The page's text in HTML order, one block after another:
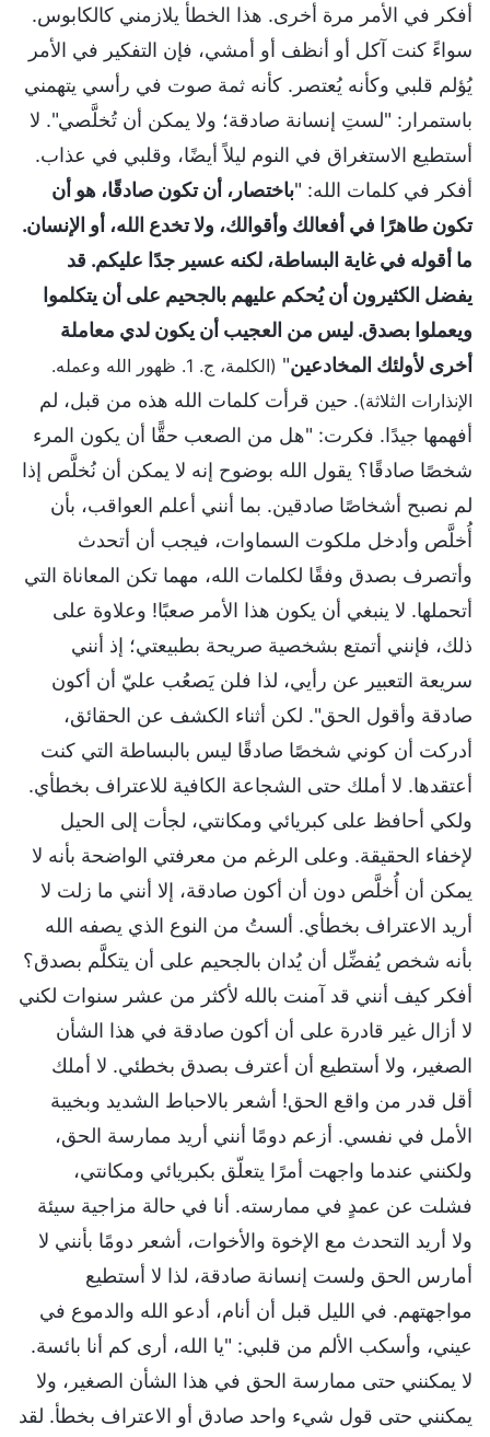
أفكر في الأمر مرة أخرى. هذا الخطأ يلازمني كالكابوس.
سواءً كنت آكل أو أنظف أو أمشي، فإن التفكير في الأمر
يُؤلم قلبي وكأنه يُعتصر. كأنه ثمة صوت في رأسي يتهمني
باستمرار: "لستِ إنسانة صادقة؛ ولا يمكن أن تُخلَّصي". لا
أستطيع الاستغراق في النوم ليلاً أيضًا، وقلبي في عذاب.
أفكر في كلمات الله: "باختصار، أن تكون صادقًا، هو أن
تكون طاهرًا في أفعالك وأقوالك، ولا تخدع الله، أو الإنسان.
ما أقوله في غاية البساطة، لكنه عسير جدًا عليكم. قد
يفضل الكثيرون أن يُحكم عليهم بالجحيم على أن يتكلموا
ويعملوا بصدق. ليس من العجيب أن يكون لدي معاملة
أخرى لأولئك المخادعين"
(الكلمة، ج. 1. ظهور الله وعمله.
الإنذارات الثلاثة). حين قرأت كلمات الله هذه من قبل، لم
أفهمها جيدًا. فكرت: "هل من الصعب حقًّا أن يكون المرء
شخصًا صادقًا؟ يقول الله بوضوح إنه لا يمكن أن نُخلَّص إذا
لم نصبح أشخاصًا صادقين. بما أنني أعلم العواقب، بأن
أُخلَّص وأدخل ملكوت السماوات، فيجب أن أتحدث
وأتصرف بصدق وفقًا لكلمات الله، مهما تكن المعاناة التي
أتحملها. لا ينبغي أن يكون هذا الأمر صعبًا! وعلاوة على
ذلك، فإنني أتمتع بشخصية صريحة بطبيعتي؛ إذ أنني
سريعة التعبير عن رأيي، لذا فلن يَصعُب عليّ أن أكون
صادقة وأقول الحق". لكن أثناء الكشف عن الحقائق،
أدركت أن كوني شخصًا صادقًا ليس بالبساطة التي كنت
أعتقدها. لا أملك حتى الشجاعة الكافية للاعتراف بخطأي.
ولكي أحافظ على كبريائي ومكانتي، لجأت إلى الحيل
لإخفاء الحقيقة. وعلى الرغم من معرفتي الواضحة بأنه لا
يمكن أن أُخلَّص دون أن أكون صادقة، إلا أنني ما زلت لا
أريد الاعتراف بخطأي. ألستُ من النوع الذي يصفه الله
بأنه شخص يُفضِّل أن يُدان بالجحيم على أن يتكلَّم بصدق؟
أفكر كيف أنني قد آمنت بالله لأكثر من عشر سنوات لكني
لا أزال غير قادرة على أن أكون صادقة في هذا الشأن
الصغير، ولا أستطيع أن أعترف بصدق بخطئي. لا أملك
أقل قدر من واقع الحق! أشعر بالاحباط الشديد وبخيبة
الأمل في نفسي. أزعم دومًا أنني أريد ممارسة الحق،
ولكنني عندما واجهت أمرًا يتعلّق بكبريائي ومكانتي،
فشلت عن عمدٍ في ممارسته. أنا في حالة مزاجية سيئة
ولا أريد التحدث مع الإخوة والأخوات، أشعر دومًا بأنني لا
أمارس الحق ولست إنسانة صادقة، لذا لا أستطيع
مواجهتهم. في الليل قبل أن أنام، أدعو الله والدموع في
عيني، وأسكب الألم من قلبي: "يا الله، أرى كم أنا بائسة.
لا يمكنني حتى ممارسة الحق في هذا الشأن الصغير، ولا
يمكنني حتى قول شيء واحد صادق أو الاعتراف بخطأ. لقد